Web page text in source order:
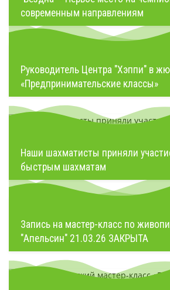
современным направлениям
Руководитель Центра "Хэппи" в
«Предпринимательские классы»
Наши шахматисты приняли
быстрым шахматам
Запись на мастер-класс по
"Апельсин" 21.03.26 ЗАКРЫТА